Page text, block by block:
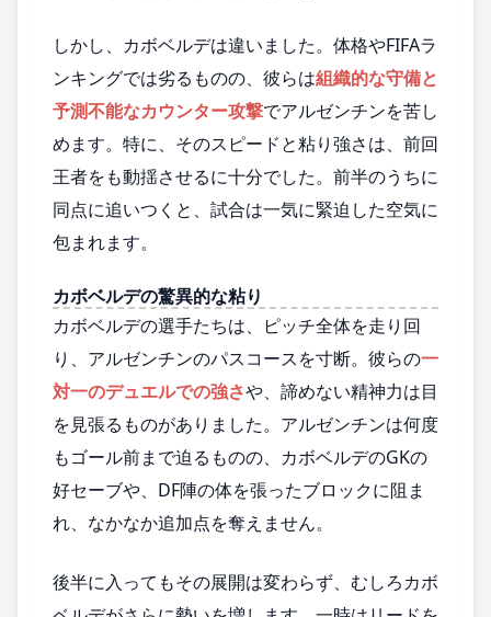
しかし、カボベルデは違いました。体格やFIFAラ
ンキングでは劣るものの、彼らは組織的な守備と
予測不能なカウンター攻撃でアルゼンチンを苦し
めます。特に、そのスピードと粘り強さは、前回
王者をも動揺させるに十分でした。前半のうちに
同点に追いつくと、試合は一気に緊迫した空気に
包まれます。
カボベルデの驚異的な粘り
カボベルデの選手たちは、ピッチ全体を走り回
り、アルゼンチンのパスコースを寸断。彼らの一
対一のデュエルでの強さや、諦めない精神力は目
を見張るものがありました。アルゼンチンは何度
もゴール前まで迫るものの、カボベルデのGKの
好セーブや、DF陣の体を張ったブロックに阻ま
れ、なかなか追加点を奪えません。
後半に入ってもその展開は変わらず、むしろカボ